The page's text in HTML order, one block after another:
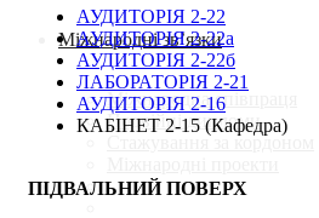
Міжнародні зв’язки
Міжнародна співпраця
Подвійні дипломи
Стажування за кордоном
АУДИТОРІЯ 2-22
АУДИТОРІЯ 2-22а
АУДИТОРІЯ 2-22б
ЛАБОРАТОРІЯ 2-21
АУДИТОРІЯ 2-16
КАБІНЕТ 2-15 (Кафедра)
ПІДВАЛЬНИЙ ПОВЕРХ